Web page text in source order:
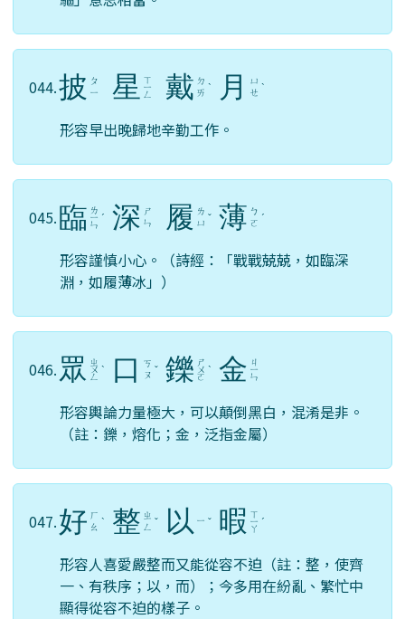
044.披 ㄆ
ㄧ
星 ㄒ
ㄧ
ㄥ 戴 ㄉ
ㄞ ˋ 月
ㄩ
ㄝ ˋ
形容早出晚歸地辛勤工作。
045.臨 ㄌ
ㄧ
ㄣ
ˊ 深 ㄕ
ㄣ
履 ㄌ
ㄩ ˇ 薄 ㄅ
ㄛ ˊ
形容謹慎小心。（詩經：「戰戰兢兢，如臨深
淵，如履薄冰」）
046. 眾 ㄓ
ㄨ
ㄥ
ˋ 口
ㄎ
ㄡ ˇ 鑠 ㄕ
ㄨ
ㄛ
ˋ 金 ㄐ
ㄧ
ㄣ
形容輿論力量極大，可以顛倒黑白，混淆是非。
（註：鑠，熔化；金，泛指金屬）
047.好 ㄏ
ㄠ ˋ 整 ㄓ
ㄥ ˇ 以 ㄧ ˇ 暇 ㄒ
ㄧ
ㄚ
ˊ
形容人喜愛嚴整而又能從容不迫（註：整，使齊
一、有秩序；以，而）；今多用在紛亂、繁忙中
顯得從容不迫的樣子。